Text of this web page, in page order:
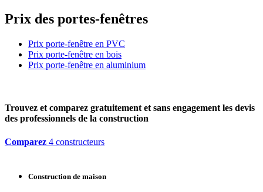
Prix des portes-fenêtres
Prix porte-fenêtre en PVC
Prix porte-fenêtre en bois
Prix porte-fenêtre en aluminium
Trouvez et comparez gratuitement et sans engagement les devis
des professionnels de la construction
Comparez 4 constructeurs
Construction de maison